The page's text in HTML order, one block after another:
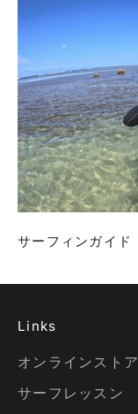
サーフィンガイ
Links
オンラインストア
サーフレッスン